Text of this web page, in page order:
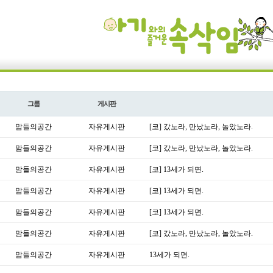
그룹 게시판
맘들의공간 자유게시판 [코] 갔노라, 만났노라, 놀았노라.
맘들의공간 자유게시판 [코] 갔노라, 만났노라, 놀았노라.
맘들의공간 자유게시판 [코] 13세가 되면.
맘들의공간 자유게시판 [코] 13세가 되면.
맘들의공간 자유게시판 [코] 13세가 되면.
맘들의공간 자유게시판 [코] 갔노라, 만났노라, 놀았노라.
맘들의공간 자유게시판 13세가 되면.